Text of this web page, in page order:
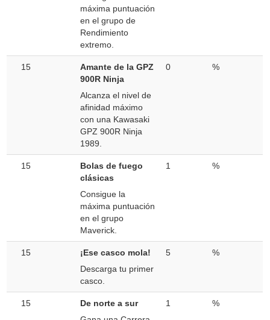
máxima puntuación
en el grupo de
Rendimiento
extremo.
15
Amante de la GPZ
900R Ninja
Alcanza el nivel de
afinidad máximo
con una Kawasaki
GPZ 900R Ninja
1989.
0 %
15
Bolas de fuego
clásicas
Consigue la
máxima puntuación
en el grupo
Maverick.
1 %
15
¡Ese casco mola!
Descarga tu primer
casco.
5 %
15
De norte a sur
1 %